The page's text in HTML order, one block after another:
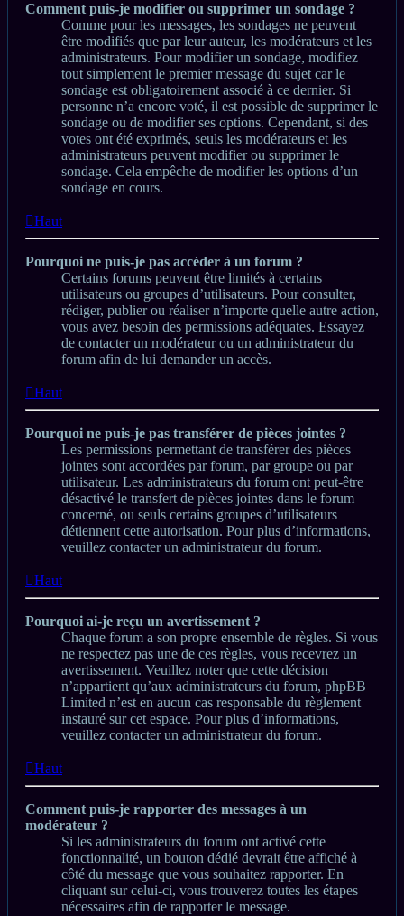
Comment puis-je modifier ou supprimer un sondage ?
Comme pour les messages, les sondages ne peuvent
être modifiés que par leur auteur, les modérateurs et les
administrateurs. Pour modifier un sondage, modifiez
tout simplement le premier message du sujet car le
sondage est obligatoirement associé à ce dernier. Si
personne n’a encore voté, il est possible de supprimer le
sondage ou de modifier ses options. Cependant, si des
votes ont été exprimés, seuls les modérateurs et les
administrateurs peuvent modifier ou supprimer le
sondage. Cela empêche de modifier les options d’un
sondage en cours.
Haut
Pourquoi ne puis-je pas accéder à un forum ?
Certains forums peuvent être limités à certains
utilisateurs ou groupes d’utilisateurs. Pour consulter,
rédiger, publier ou réaliser n’importe quelle autre action,
vous avez besoin des permissions adéquates. Essayez
de contacter un modérateur ou un administrateur du
forum afin de lui demander un accès.
Haut
Pourquoi ne puis-je pas transférer de pièces jointes ?
Les permissions permettant de transférer des pièces
jointes sont accordées par forum, par groupe ou par
utilisateur. Les administrateurs du forum ont peut-être
désactivé le transfert de pièces jointes dans le forum
concerné, ou seuls certains groupes d’utilisateurs
détiennent cette autorisation. Pour plus d’informations,
veuillez contacter un administrateur du forum.
Haut
Pourquoi ai-je reçu un avertissement ?
Chaque forum a son propre ensemble de règles. Si vous
ne respectez pas une de ces règles, vous recevrez un
avertissement. Veuillez noter que cette décision
n’appartient qu’aux administrateurs du forum, phpBB
Limited n’est en aucun cas responsable du règlement
instauré sur cet espace. Pour plus d’informations,
veuillez contacter un administrateur du forum.
Haut
Comment puis-je rapporter des messages à un
modérateur ?
Si les administrateurs du forum ont activé cette
fonctionnalité, un bouton dédié devrait être affiché à
côté du message que vous souhaitez rapporter. En
cliquant sur celui-ci, vous trouverez toutes les étapes
nécessaires afin de rapporter le message.